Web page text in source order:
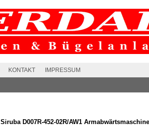
KONTAKT IMPRESSUM
Siruba D007R-452-02R/AW1 Armabwärtsmaschine